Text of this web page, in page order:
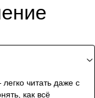
читать даже с
как всё